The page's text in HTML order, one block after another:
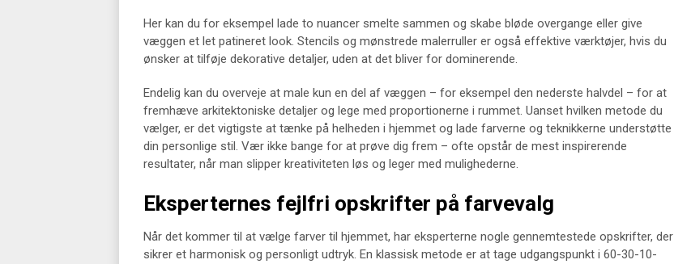
Her kan du for eksempel lade to nuancer smelte sammen og skabe bløde overgange eller give
væggen et let patineret look. Stencils og mønstrede malerruller er også effektive værktøjer, hvis du
ønsker at tilføje dekorative detaljer, uden at det bliver for dominerende.
Endelig kan du overveje at male kun en del af væggen – for eksempel den nederste halvdel – for at
fremhæve arkitektoniske detaljer og lege med proportionerne i rummet. Uanset hvilken metode du
vælger, er det vigtigste at tænke på helheden i hjemmet og lade farverne og teknikkerne understøtte
din personlige stil. Vær ikke bange for at prøve dig frem – ofte opstår de mest inspirerende
resultater, når man slipper kreativiteten løs og leger med mulighederne.
Eksperternes fejlfri opskrifter på farvevalg
Når det kommer til at vælge farver til hjemmet, har eksperterne nogle gennemtestede opskrifter, der
sikrer et harmonisk og personligt udtryk. En klassisk metode er at tage udgangspunkt i 60-30-10-